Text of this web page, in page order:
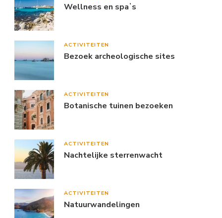
Wellness en spaʼs
ACTIVITEITEN
Bezoek archeologische sites
ACTIVITEITEN
Botanische tuinen bezoeken
ACTIVITEITEN
Nachtelijke sterrenwacht
ACTIVITEITEN
Natuurwandelingen